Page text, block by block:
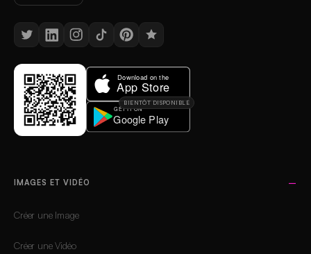
BIENTÔT DISPONIBLE
IMAGES ET VIDÉO
Créer une Image
Créer une Vidéo